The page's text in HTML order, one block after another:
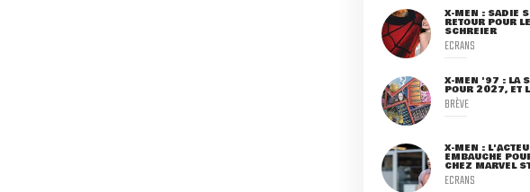
X-MEN : SADIE
RETOUR POUR
SCHREIER
ECRANS
X-MEN '97 : LA
POUR 2027, ET
BRÈVE
X-MEN :
EMBAUCHÉ
CHEZ MARVEL
ECRANS